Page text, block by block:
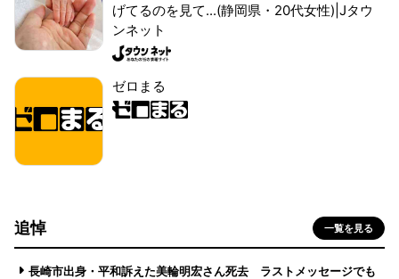
げてるのを見て...(静岡県・20代女性)|Jタウ
ンネット
ゼロまる
追悼 一覧を見る
長崎市出身・平和訴えた美輪明宏さん死去 ラストメッセージでも